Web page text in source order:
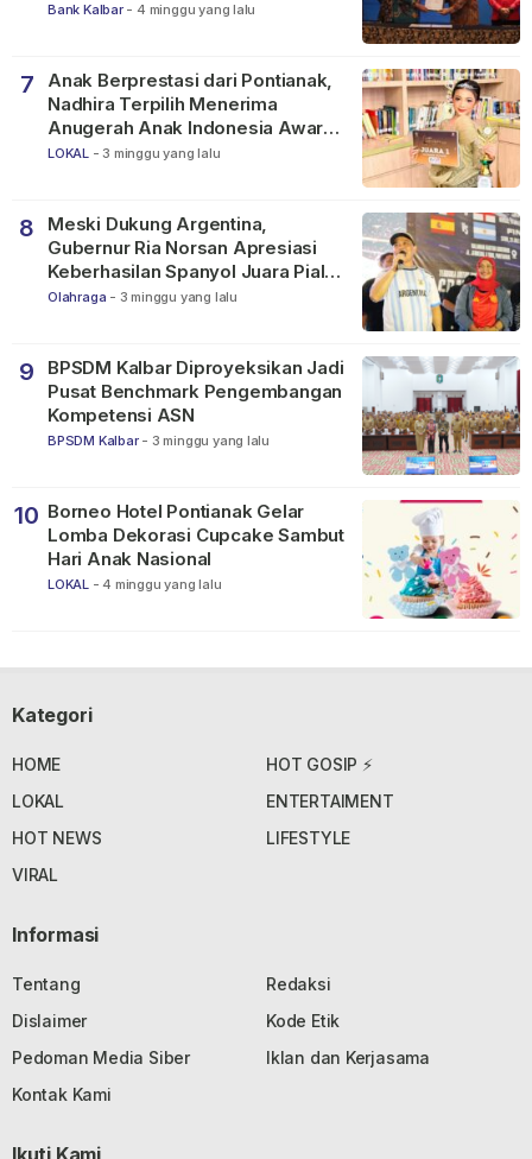
Bank Kalbar - 4 minggu yang lalu
7
Anak Berprestasi dari Pontianak,
Nadhira Terpilih Menerima
Anugerah Anak Indonesia Awards
2026
LOKAL - 3 minggu yang lalu
8
Meski Dukung Argentina,
Gubernur Ria Norsan Apresiasi
Keberhasilan Spanyol Juara Piala
Dunia FIFA 2026
Olahraga - 3 minggu yang lalu
9
BPSDM Kalbar Diproyeksikan Jadi
Pusat Benchmark Pengembangan
Kompetensi ASN
BPSDM Kalbar - 3 minggu yang lalu
10 Borneo Hotel Pontianak Gelar
Lomba Dekorasi Cupcake Sambut
Hari Anak Nasional
LOKAL - 4 minggu yang lalu
Kategori
HOME
HOT GOSIP ⚡
LOKAL
ENTERTAIMENT
HOT NEWS
LIFESTYLE
VIRAL
Informasi
Tentang
Redaksi
Dislaimer
Kode Etik
Pedoman Media Siber
Iklan dan Kerjasama
Kontak Kami